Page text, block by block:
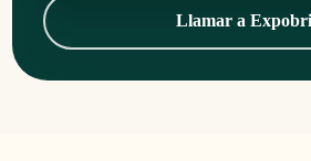
Llamar a